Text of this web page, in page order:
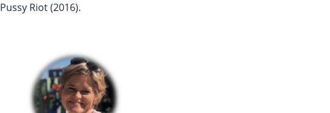
Pussy Riot (2016).